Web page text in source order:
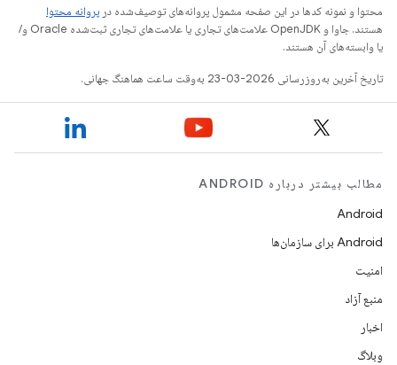
محتوا و نمونه کدها در این صفحه مشمول پروانه‌های توصیف‌شده در پروانه محتوا
هستند. جاوا و OpenJDK علامت‌های تجاری یا علامت‌های تجاری ثبت‌شده Oracle و/
یا وابسته‌های آن هستند.
تاریخ آخرین به‌روزرسانی 2026-03-23 به‌وقت ساعت هماهنگ جهانی.
مطالب بیشتر درباره ANDROID
Android
Android برای سازمان‌ها
امنیت
منبع آزاد
اخبار
وبلاگ